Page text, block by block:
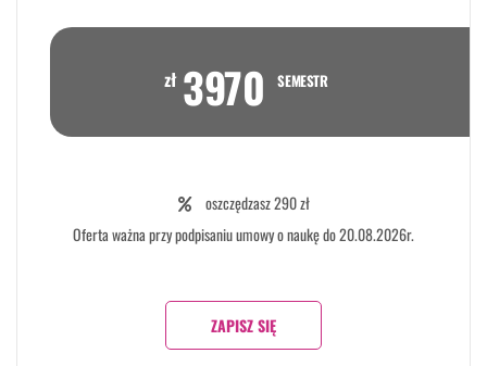
zł 3970 SEMESTR
oszczędzasz 290 zł
Oferta ważna przy podpisaniu umowy o naukę do 20.08.2026r.
ZAPISZ SIĘ